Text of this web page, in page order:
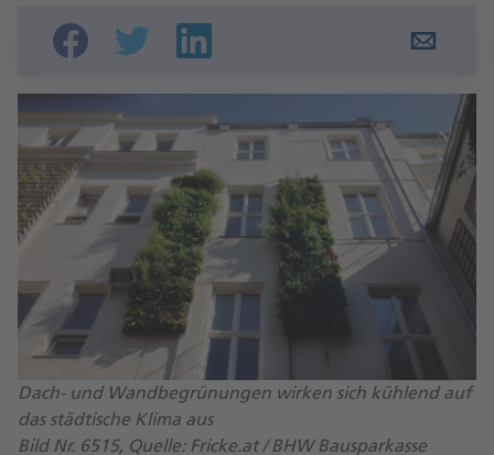
Dach- und Wandbegrünungen wirken sich kühlend auf
das städtische Klima aus
Bild Nr. 6515, Quelle: Fricke.at / BHW Bausparkasse